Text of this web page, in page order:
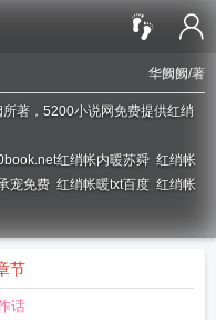
华阙阙/著
著，5200小说网免费提供红绡
红绡帐内暖苏舜 红绡帐
宠免费 红绡帐暖txt百度 红绡帐
节
话